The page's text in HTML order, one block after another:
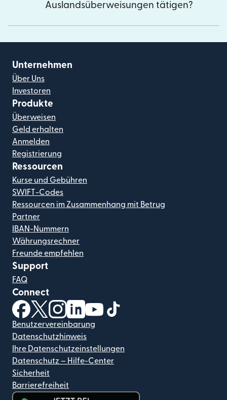
Auslandsüberweisungen tätigen?
Unternehmen
Über Uns
Investoren
Produkte
Überweisen
Geld erhalten
Anmelden
Registrierung
Ressourcen
Kurse und Gebühren
SWIFT-Codes
Ressourcen im Zusammenhang mit Betrug
Partner
IBAN-Nummern
Währungsrechner
Freunde empfehlen
Support
FAQ
Connect
(wird in einem neuen Fenster geöffnet)
(wird in einem neuen Fenster geöffnet)
(wird in einem neuen Fenster geöffnet)
(wird in einem neuen Fenster geöffnet)
(wird in einem neuen Fenster
Benutzervereinbarung
Datenschutzhinweis
Ihre Datenschutzeinstellungen
Datenschutz – Hilfe-Center
Sicherheit
Barrierefreiheit